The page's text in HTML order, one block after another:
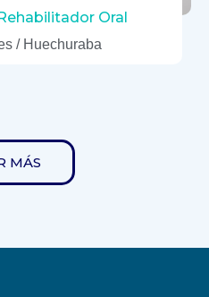
Oral
/ Huechuraba
MÁS